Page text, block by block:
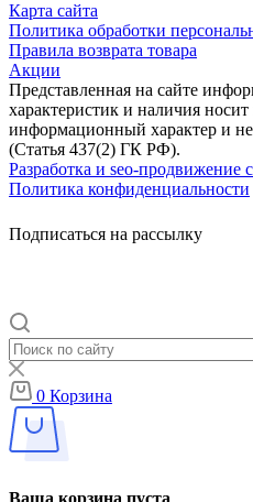
Карта сайта
Политика обработки
Правила возврата товара
Акции
Представленная на сайте
характеристик и наличия
информационный характер и
(Статья 437(2) ГК РФ).
Разработка и seo-продвижение
Политика конфиденциальности
Подписаться на рассылку
0 Корзина